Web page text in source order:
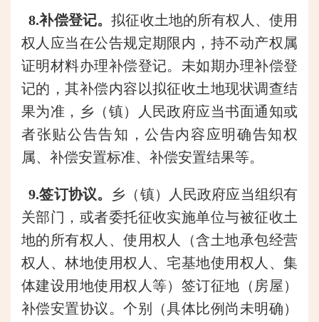
8.补偿登记。拟征收土地的所有权人、使用
权人应当在公告规定期限内，持不动产权属
证明材料办理补偿登记。未如期办理补偿登
记的，其补偿内容以拟征收土地现状调查结
果为准，乡（镇）人民政府应当书面通知或
者张贴公告告知，公告内容应明确告知权
属、补偿安置标准、补偿安置结果等。
9.签订协议。
乡（镇）人民政府应当组织有
关部门，或者委托征收实施单位与被征收土
地的所有权人、使用权人（含土地承包经营
权人、林地使用权人、宅基地使用权人、集
体建设用地使用权人等）签订征地（房屋）
补偿安置协议。个别（具体比例尚未明确）